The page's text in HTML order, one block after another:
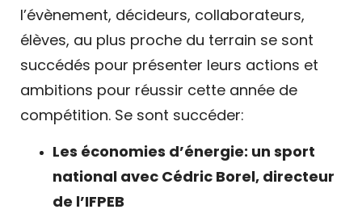
l’évènement, décideurs, collaborateurs,
élèves, au plus proche du terrain se sont
succédés pour présenter leurs actions et
ambitions pour réussir cette année de
compétition. Se sont succéder:
Les économies d’énergie: un sport
national avec Cédric Borel, directeur
de l’IFPEB